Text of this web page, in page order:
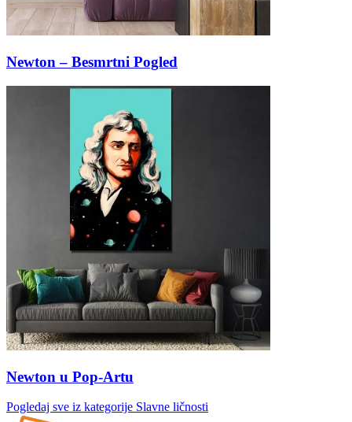
Newton – Besmrtni Pogled
Newton u Pop-Artu
Pogledaj sve iz kategorije Slavne ličnosti